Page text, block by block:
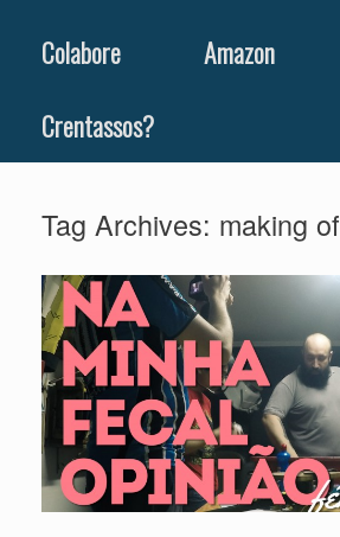
Colabore
Amazon
Crentassos?
Tag Archives: making of